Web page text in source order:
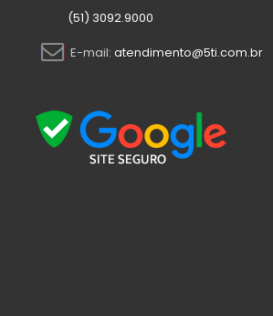
(51) 3092.9000
E-mail: atendimento@5ti.com.br